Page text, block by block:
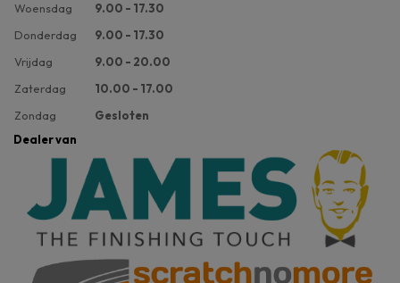
Woensdag
9.00 - 17.30
Donderdag
9.00 - 17.30
Vrijdag
9.00 - 20.00
Zaterdag
10.00 - 17.00
Zondag
Gesloten
Dealer van